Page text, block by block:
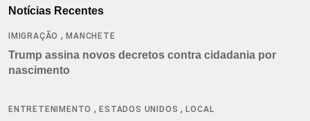
Notícias Recentes
IMIGRAÇÃO ,MANCHETE
Trump assina novos decretos contra cidadania por
nascimento
ENTRETENIMENTO ,ESTADOS UNIDOS ,LOCAL